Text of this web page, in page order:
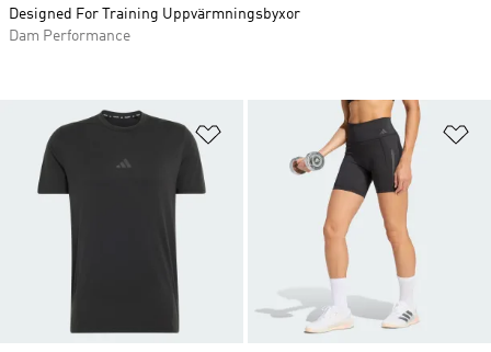
Lägg till på önskelistan
Designed For Training Uppvärmningsbyxor
Dam Performance